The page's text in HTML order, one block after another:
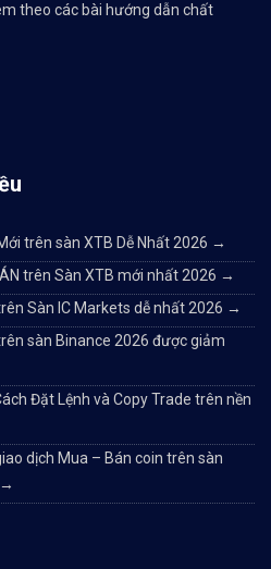
theo các bài hướng dẫn chất
trên sàn XTB Dễ Nhất 2026 →
trên Sàn XTB mới nhất 2026 →
Sàn IC Markets dễ nhất 2026 →
sàn Binance 2026 được giảm
Đặt Lệnh và Copy Trade trên nền
dịch Mua – Bán coin trên sàn
→